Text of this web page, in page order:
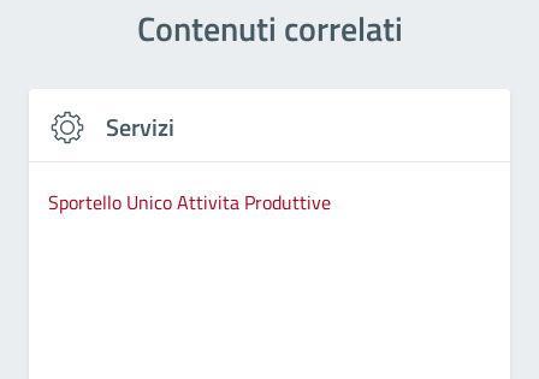
Contenuti correlati
Servizi
Sportello Unico Attivita Produttive